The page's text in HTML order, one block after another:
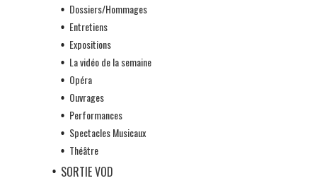
Dossiers/Hommages
Entretiens
Expositions
La vidéo de la semaine
Opéra
Ouvrages
Performances
Spectacles Musicaux
Théâtre
SORTIE VOD